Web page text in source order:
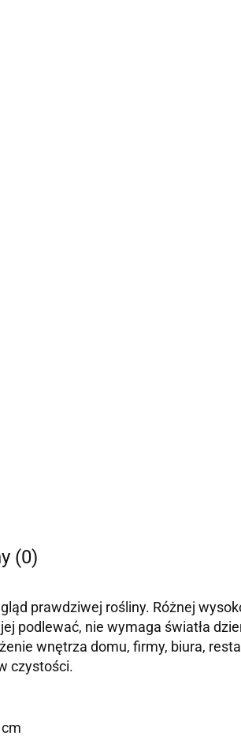
(0)
prawdziwej rośliny. Różnej
podlewać, nie wymaga światła
wnętrza domu, firmy, biura,
czystości.